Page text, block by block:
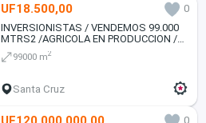
UF18.500,00
0
INVERSIONISTAS / VENDEMOS 99.000
MTRS2 /AGRICOLA EN PRODUCCION /
CHILE
99000 m2
Santa Cruz
0